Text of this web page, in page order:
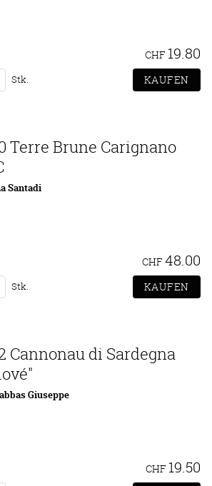
CHF 19.80
Stk.
Terre Brune Carignano
Santadi
CHF 48.00
Stk.
Cannonau di Sardegna
Giuseppe
CHF 19.50